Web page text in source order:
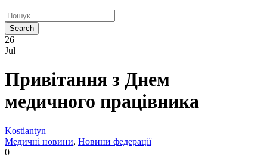
26
Jul
Привітання з Днем
медичного працівника
Kostiantyn
Медичні новини, Новини федерації
0